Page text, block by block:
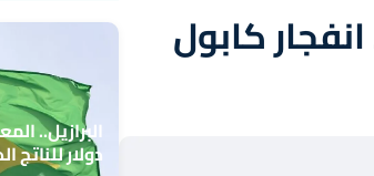
كابول